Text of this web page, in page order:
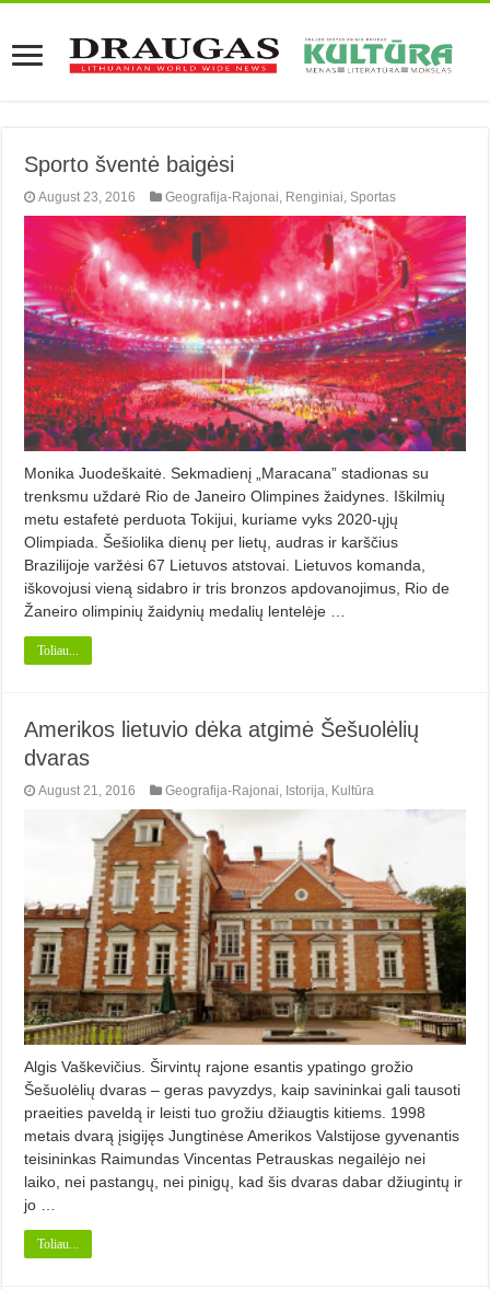
Sporto šventė baigėsi
August 23, 2016 Geografija-Rajonai, Renginiai, Sportas
Monika Juodeškaitė. Sekmadienį „Maracana” stadionas su
trenksmu uždarė Rio de Janeiro Olimpines žaidynes. Iškilmių
metu estafetė perduota Tokijui, kuriame vyks 2020-ųjų
Olimpiada. Šešiolika dienų per lietų, audras ir karščius
Brazilijoje varžėsi 67 Lietuvos atstovai. Lietuvos komanda,
iškovojusi vieną sidabro ir tris bronzos apdovanojimus, Rio de
Žaneiro olimpinių žaidynių medalių lentelėje …
Toliau...
Amerikos lietuvio dėka atgimė Šešuolėlių
dvaras
August 21, 2016 Geografija-Rajonai Istorija Kultūra
Algis Vaškevičius. Širvintų rajone esantis ypatingo grožio
Šešuolėlių dvaras – geras pavyzdys, kaip savininkai gali tausoti
praeities paveldą ir leisti tuo grožiu džiaugtis kitiems. 1998
metais dvarą įsigijęs Jungtinėse Amerikos Valstijose gyvenantis
teisininkas Raimundas Vincentas Petrauskas negailėjo nei
laiko, nei pastangų, nei pinigų, kad šis dvaras dabar džiugintų ir
jo …
Toliau...